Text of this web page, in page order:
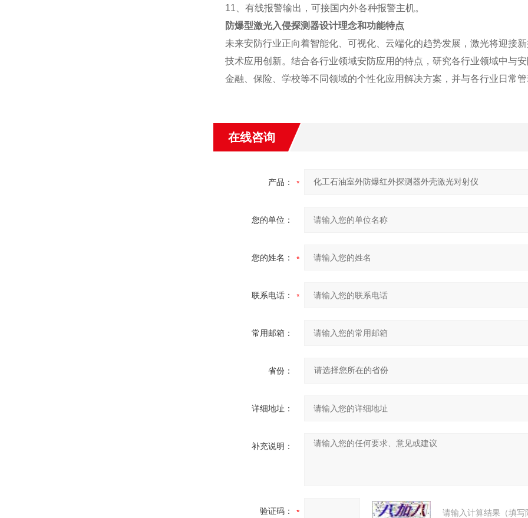
11、有线报警输出，可接国内外各种报警主机。
防爆型激光入侵探测器设计理念和功能特点
未来安防行业正向着智能化、可视化、云端化的趋势发展，激光将迎接
技术应用创新。结合各行业领域安防应用的特点，研究各行业领域中与
金融、保险、学校等不同领域的个性化应用解决方案，并与各行业日常
在线咨询
产品：
您的单位：
您的姓名：
联系电话：
常用邮箱：
省份：
详细地址：
补充说明：
验证码： 请输入计算结果（填